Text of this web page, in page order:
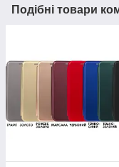
Подібні товари